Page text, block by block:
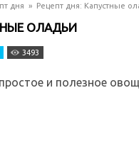
дня » Рецепт дня: Капустные
ОЛАДЬИ
3493
и полезное